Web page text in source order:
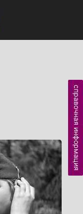
справочная информация